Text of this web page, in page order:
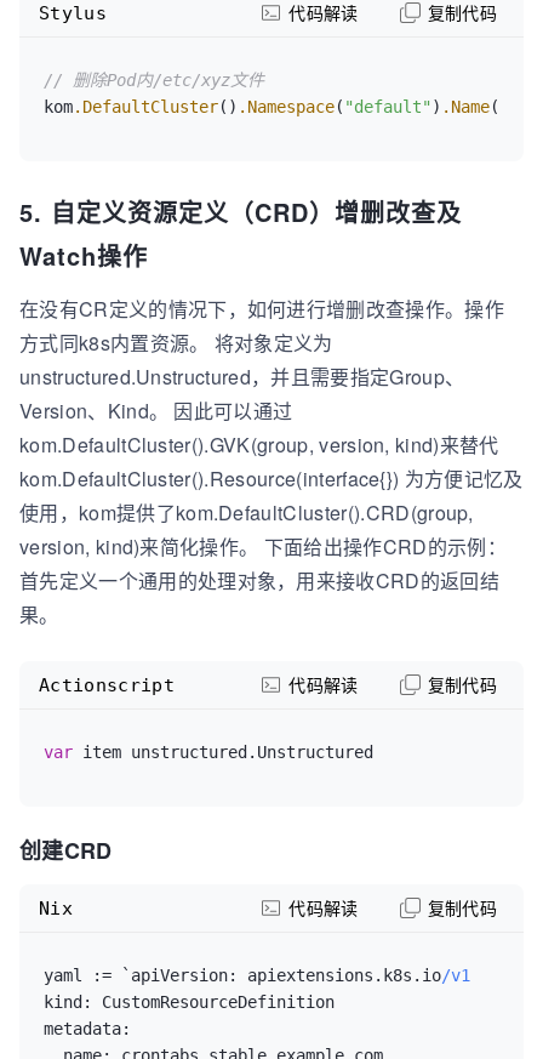
// 删除Pod内/etc/xyz文件
kom.DefaultCluster() .Namespace( "default" ) .Name(
Stylus 代码解读 复制代码
5. 自定义资源定义（CRD）增删改查及
Watch操作
在没有CR定义的情况下，如何进行增删改查操作。操作
方式同k8s内置资源。 将对象定义为
unstructured.Unstructured，并且需要指定Group、
Version、Kind。 因此可以通过
kom.DefaultCluster().GVK(group, version, kind)来替代
kom.DefaultCluster().Resource(interface{}) 为方便记忆及
使用，kom提供了kom.DefaultCluster().CRD(group,
version, kind)来简化操作。 下面给出操作CRD的示例：
首先定义一个通用的处理对象，用来接收CRD的返回结
果。
var item unstructured.Unstructured
Actionscript 代码解读 复制代码
创建CRD
yaml := ` apiVersion: apiextensions.k8s.io/v1
kind:
metadata:
Nix 代码解读 复制代码